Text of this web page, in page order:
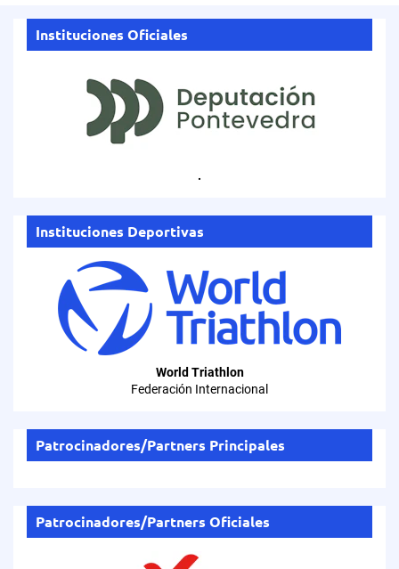
Instituciones Oficiales
.
Instituciones Deportivas
World Triathlon
Federación Internacional
Patrocinadores/Partners Principales
Patrocinadores/Partners Oficiales